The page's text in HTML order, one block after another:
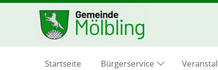
Startseite Bürgerservice